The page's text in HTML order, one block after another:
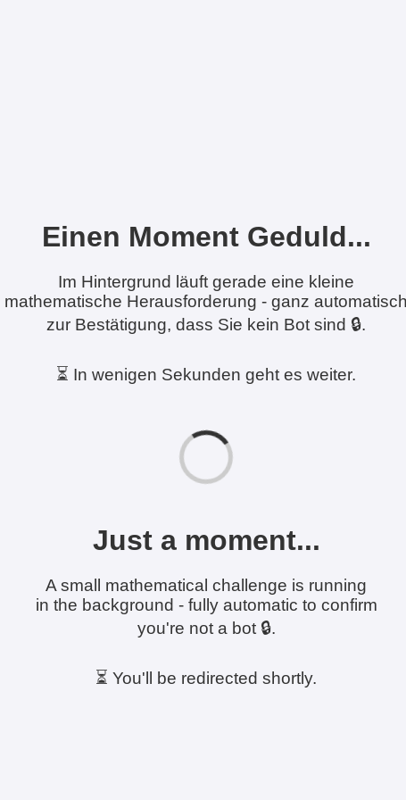
Einen Moment Geduld...
Im Hintergrund läuft gerade eine kleine
mathematische Herausforderung - ganz
zur Bestätigung, dass Sie kein Bot sind 🔒.
⏳ In wenigen Sekunden geht es weiter.
Just a moment...
A small mathematical challenge is running
in the background - fully automatic to confirm
you're not a bot 🔒.
⏳ You'll be redirected shortly.